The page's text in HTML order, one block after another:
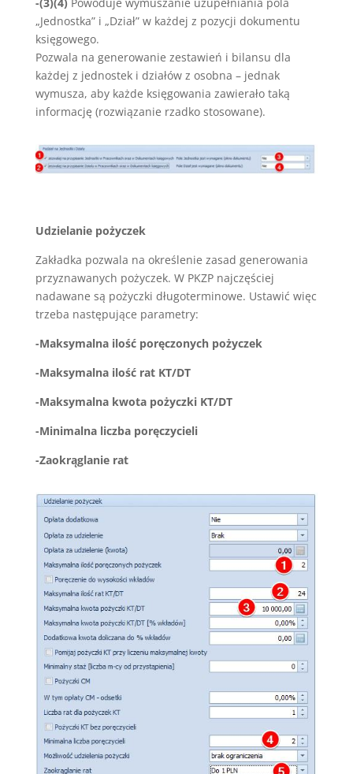
„Jednostka” i „Dział” w każdej z pozycji dokumentu
księgowego.
Pozwala na generowanie zestawień i bilansu dla
każdej z jednostek i działów z osobna – jednak
wymusza, aby każde księgowania zawierało taką
informację (rozwiązanie rzadko stosowane).
Udzielanie pożyczek
Zakładka pozwala na określenie zasad generowania
przyznawanych pożyczek. W PKZP najczęściej
nadawane są pożyczki długoterminowe. Ustawić więc
trzeba następujące parametry:
-Maksymalna ilość poręczonych pożyczek
-Maksymalna ilość rat KT/DT
-Maksymalna kwota pożyczki KT/DT
-Minimalna liczba poręczycieli
-Zaokrąglanie rat